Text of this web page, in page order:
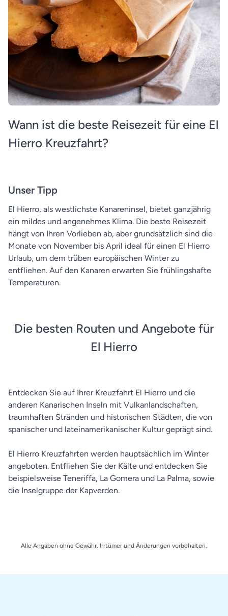
Wann ist die beste Reisezeit für eine El
Hierro Kreuzfahrt?
Unser Tipp
El Hierro, als westlichste Kanareninsel, bietet ganzjährig
ein mildes und angenehmes Klima. Die beste Reisezeit
hängt von Ihren Vorlieben ab, aber grundsätzlich sind die
Monate von November bis April ideal für einen El Hierro
Urlaub, um dem trüben europäischen Winter zu
entfliehen. Auf den Kanaren erwarten Sie frühlingshafte
Temperaturen.
Die besten Routen und Angebote für
El Hierro
Entdecken Sie auf Ihrer Kreuzfahrt El Hierro und die
anderen Kanarischen Inseln mit Vulkanlandschaften,
traumhaften Stränden und historischen Städten, die von
spanischer und lateinamerikanischer Kultur geprägt sind.
El Hierro Kreuzfahrten werden hauptsächlich im Winter
angeboten. Entfliehen Sie der Kälte und entdecken Sie
beispielsweise Teneriffa, La Gomera und La Palma, sowie
die Inselgruppe der Kapverden.
Alle Angaben ohne Gewähr. Irrtümer und Änderungen vorbehalten.